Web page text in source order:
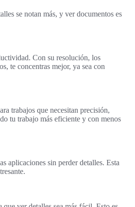
se notan más, y ver documentos es
Con su resolución, los
te concentras mejor, ya sea con
trabajos que necesitan precisión,
tu trabajo más eficiente y con menos
aplicaciones sin perder detalles. Esta